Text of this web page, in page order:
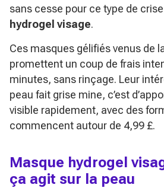
sans cesse pour ce type de
hydrogel visage.
Ces masques gélifiés venus de
promettent un coup de frais
minutes, sans rinçage. Leur
peau fait grise mine, c’est
visible rapidement, avec des
commencent autour de 4,99 £.
Masque hydrogel
ça agit sur la peau